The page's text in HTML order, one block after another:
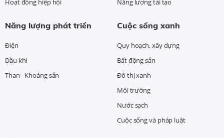
Hoạt động hiệp hội
Năng lượng tái tạo
Năng lượng phát triển
Điện
Dầu khí
Than - Khoáng sản
Cuộc sống xanh
Quy hoạch, xây dựng
Bất động sản
Đô thị xanh
Môi trường
Nước sạch
Cuộc sống và pháp luật